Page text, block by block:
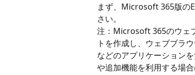
まず、Microsoft 365版の
さい。
注：Microsoft 365のウェ
トを作成し、ウェブブラ
などのアプリケーション
や追加機能を利用する場